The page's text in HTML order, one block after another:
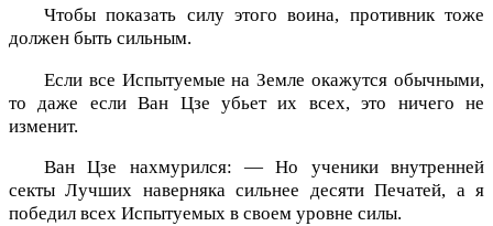
Чтобы показать силу этого воина, противник тоже
должен быть сильным.
Если все Испытуемые на Земле окажутся обычными,
то даже если Ван Цзе убьет их всех, это ничего не
изменит.
Ван Цзе нахмурился: — Но ученики внутренней
секты Лучших наверняка сильнее десяти Печатей, а я
победил всех Испытуемых в своем уровне силы.